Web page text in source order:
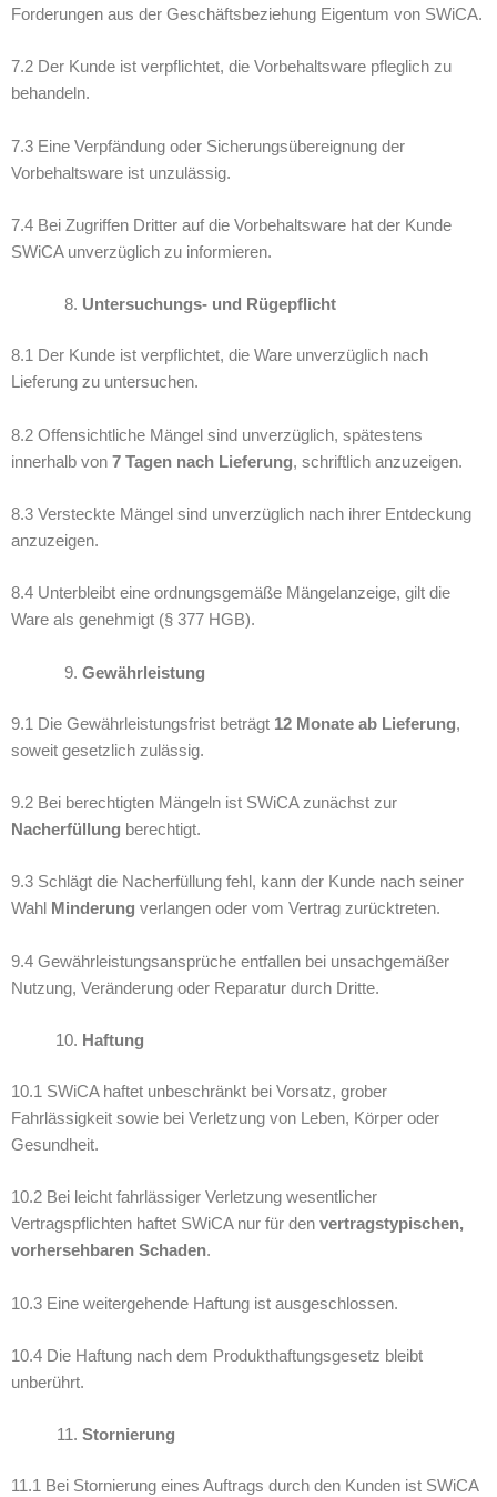
Forderungen aus der Geschäftsbeziehung Eigentum von SWiCA.
7.2 Der Kunde ist verpflichtet, die Vorbehaltsware pfleglich zu
behandeln.
7.3 Eine Verpfändung oder Sicherungsübereignung der
Vorbehaltsware ist unzulässig.
7.4 Bei Zugriffen Dritter auf die Vorbehaltsware hat der Kunde
SWiCA unverzüglich zu informieren.
Untersuchungs- und Rügepflicht
8.1 Der Kunde ist verpflichtet, die Ware unverzüglich nach
Lieferung zu untersuchen.
8.2 Offensichtliche Mängel sind unverzüglich, spätestens
innerhalb von 7 Tagen nach Lieferung, schriftlich anzuzeigen.
8.3 Versteckte Mängel sind unverzüglich nach ihrer Entdeckung
anzuzeigen.
8.4 Unterbleibt eine ordnungsgemäße Mängelanzeige, gilt die
Ware als genehmigt (§ 377 HGB).
Gewährleistung
9.1 Die Gewährleistungsfrist beträgt 12 Monate ab Lieferung,
soweit gesetzlich zulässig.
9.2 Bei berechtigten Mängeln ist SWiCA zunächst zur
Nacherfüllung berechtigt.
9.3 Schlägt die Nacherfüllung fehl, kann der Kunde nach seiner
Wahl
Minderung verlangen oder vom Vertrag zurücktreten.
9.4 Gewährleistungsansprüche entfallen bei unsachgemäßer
Nutzung, Veränderung oder Reparatur durch Dritte.
Haftung
10.1 SWiCA haftet unbeschränkt bei Vorsatz, grober
Fahrlässigkeit sowie bei Verletzung von Leben, Körper oder
Gesundheit.
10.2 Bei leicht fahrlässiger Verletzung wesentlicher
Vertragspflichten haftet SWiCA nur für den vertragstypischen,
vorhersehbaren Schaden.
10.3 Eine weitergehende Haftung ist ausgeschlossen.
10.4 Die Haftung nach dem Produkthaftungsgesetz bleibt
unberührt.
Stornierung
11.1 Bei Stornierung eines Auftrags durch den Kunden ist SWiCA